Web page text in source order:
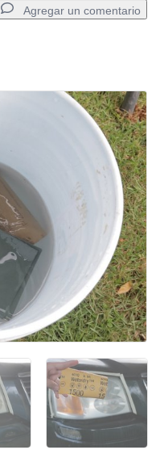
Agregar un comentario
Publicar comentario